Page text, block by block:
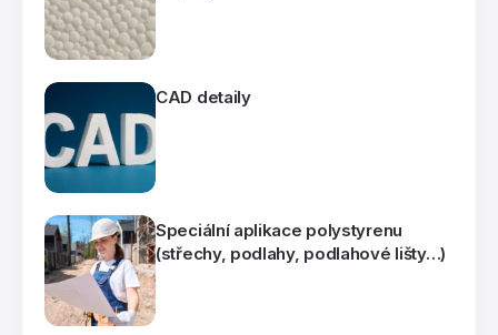
CAD detaily
Speciální aplikace polystyrenu
(střechy, podlahy, podlahové lišty…)